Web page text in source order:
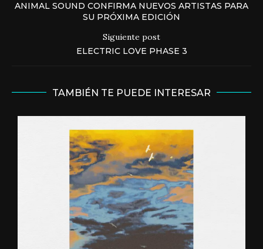
ANIMAL SOUND CONFIRMA NUEVOS ARTISTAS PARA
SU PRÓXIMA EDICIÓN
Siguiente post
ELECTRIC LOVE PHASE 3
TAMBIÉN TE PUEDE INTERESAR